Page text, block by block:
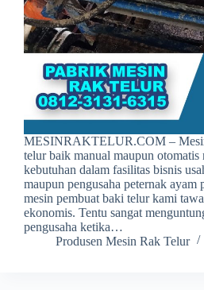
MESINRAKTELUR.COM –
telur baik manual maupun otomatis
kebutuhan dalam fasilitas bisnis
maupun pengusaha peternak ayam
mesin pembuat baki telur kami
ekonomis. Tentu sangat
pengusaha ketika…
Produsen Mesin Rak Telur